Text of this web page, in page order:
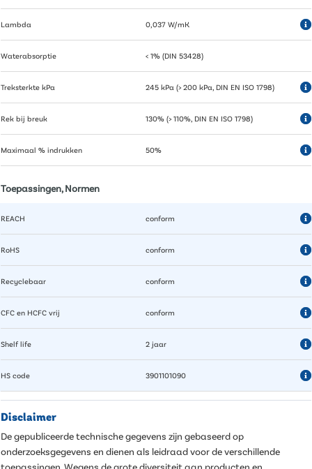
Lambda 0,037 W/mK
Waterabsorptie < 1% (DIN 53428)
Treksterkte kPa 245 kPa (> 200 kPa, DIN EN ISO 1798)
Rek bij breuk 130% (> 110%, DIN EN ISO 1798)
Maximaal % indrukken 50%
Toepassingen, Normen
REACH conform
RoHS conform
Recyclebaar conform
CFC en HCFC vrij conform
Shelf life 2 jaar
HS code 3901101090
Disclaimer
De gepubliceerde technische gegevens zijn gebaseerd op
onderzoeksgegevens en dienen als leidraad voor de verschillende
toepassingen. Wegens de grote diversiteit aan producten en